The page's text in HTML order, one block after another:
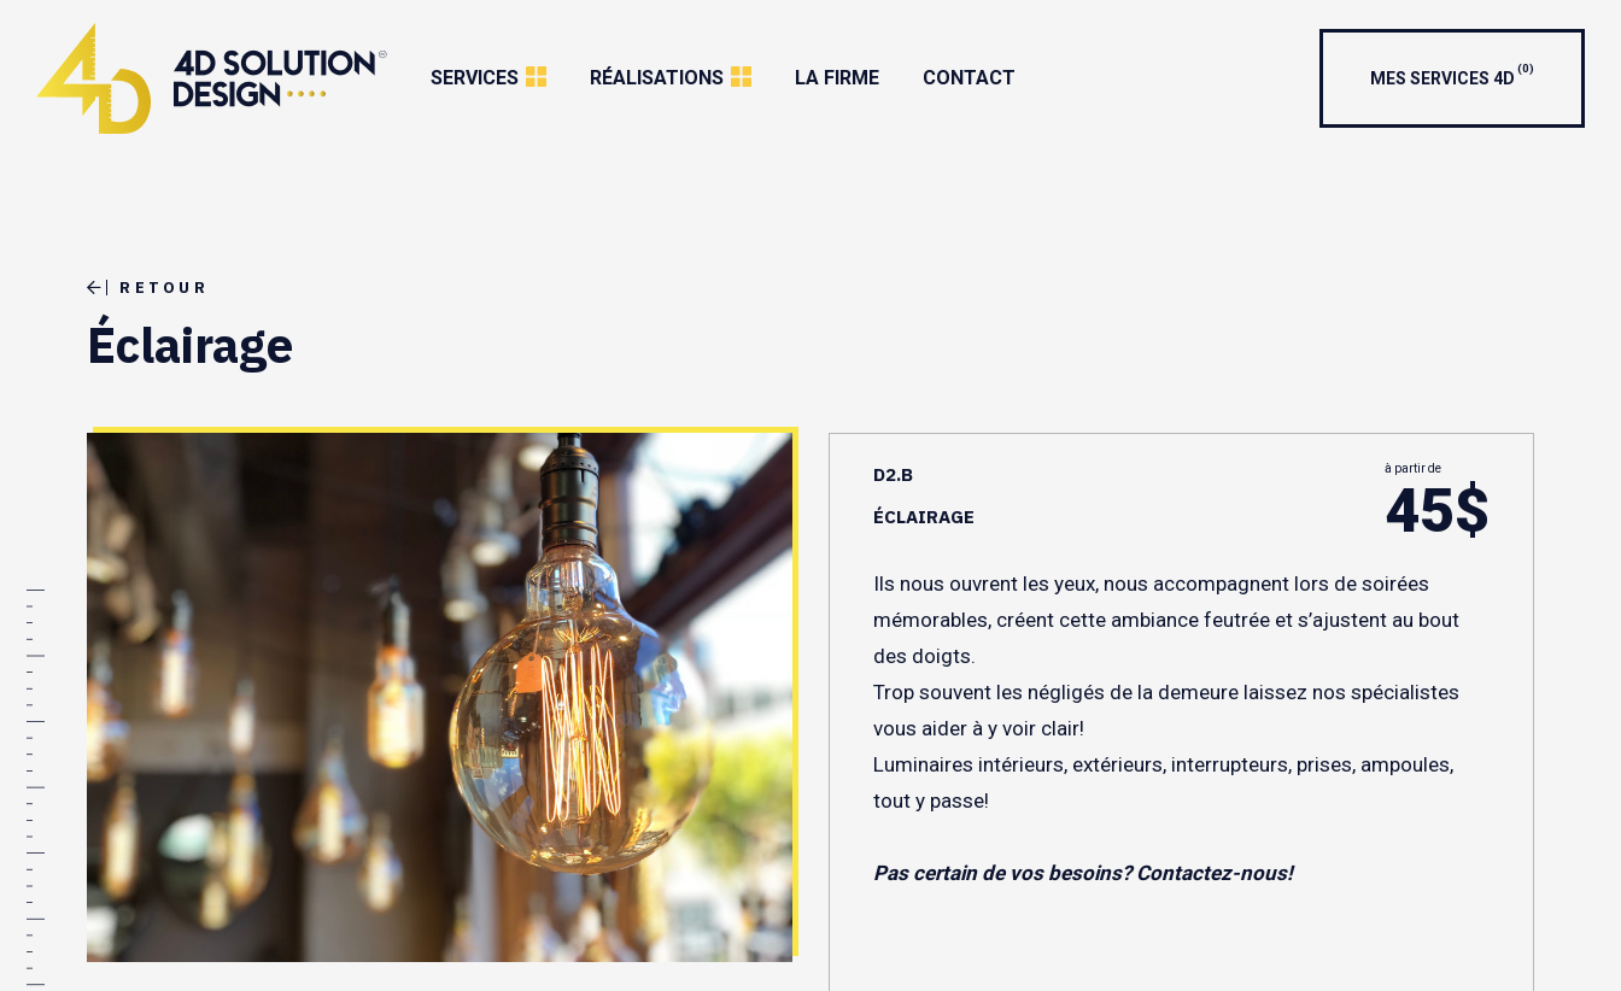
SERVICES RÉALISATIONS LA FIRME CONTACT MES SERVICES 4D
(0)
RETOUR
Éclairage
D2.B
ÉCLAIRAGE
à partir de
45$
Ils nous ouvrent les yeux, nous accompagnent lors de soirées
mémorables, créent cette ambiance feutrée et s’ajustent au bout
des doigts.
Trop souvent les négligés de la demeure laissez nos spécialistes
vous aider à y voir clair!
Luminaires intérieurs, extérieurs, interrupteurs, prises, ampoules,
tout y passe!
Pas certain de vos besoins? Contactez-nous!